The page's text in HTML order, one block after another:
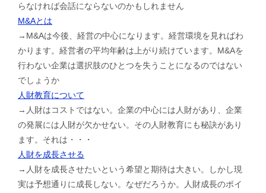
らなければ会話にならないのかもしれません
M&Aとは
→M&Aは今後、経営の中心になります。経営環境を見ればわ
かります。経営者の平均年齢は上がり続けています。M&Aを
行わない企業は選択肢のひとつを失うことになるのではない
でしょうか
人財教育について
→人財はコストではない。企業の中心には人財があり、企業
の発展には人財が欠かせない。その人財教育にも秘訣があり
ます。それは・・・
人財を成長させる
→人財を成長させたいという希望と期待は大きい。しかし現
実は予想通りに成長しない。なぜだろうか。人財成長のポイ